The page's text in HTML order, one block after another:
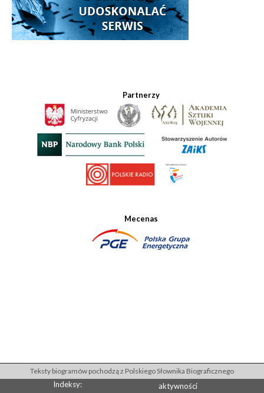
Partnerzy
Mecenas
Teksty biogramów pochodzą z Polskiego Słownika Biograficznego
Indeksy: aktywności